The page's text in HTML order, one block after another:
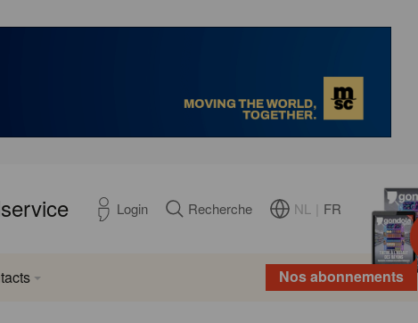
Login Recherche NL FR
Nos abonnements